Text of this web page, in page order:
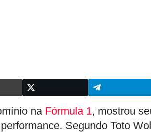
na Fórmula 1, mostrou
Segundo Toto